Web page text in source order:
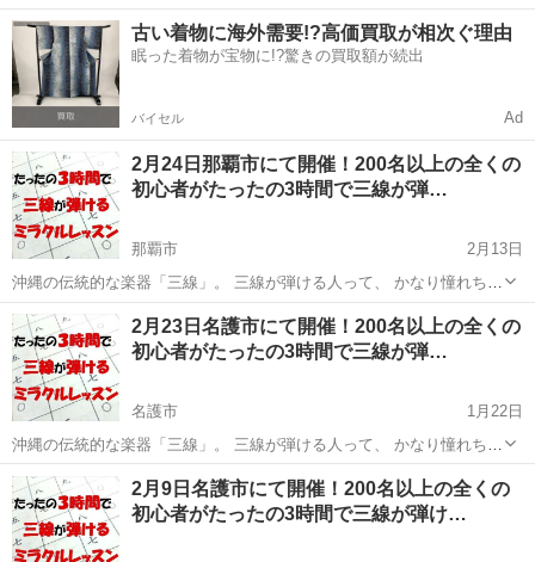
いますよね(*´艸`)❤ あの漢字の羅列にしか見えない 三線の楽譜「工工
四（くんくんしー）」が、 ちゃんと楽譜として読めるようになったら
いか...
沖縄 那覇市 その他 三線
古い着物に海外需要!?高価買取が相次ぐ理由
眠った着物が宝物に!?驚きの買取額が続出
バイセル Ad
2月24日那覇市にて開催！200名以上の全くの
初心者がたったの3時間で三線が弾…
那覇市
2月13日
沖縄の伝統的な楽器「三線」。 三線が弾ける人って、 かなり憧れちゃ
いますよね(*´艸`)❤ あの漢字の羅列にしか見えない 三線の楽譜「工工
四（くんくんしー）」が、 ちゃんと楽譜として読めるようになったら
いか...
沖縄 那覇市 その他 三線
2月23日名護市にて開催！200名以上の全くの
初心者がたったの3時間で三線が弾…
名護市
1月22日
沖縄の伝統的な楽器「三線」。 三線が弾ける人って、 かなり憧れちゃ
いますよね(*´艸`)❤ あの漢字の羅列にしか見えない 三線の楽譜「工工
四（くんくんしー）」が、 ちゃんと楽譜として読めるようになったら
いか...
沖縄 名護市 その他
2月9日名護市にて開催！200名以上の全くの
初心者がたったの3時間で三線が弾け…